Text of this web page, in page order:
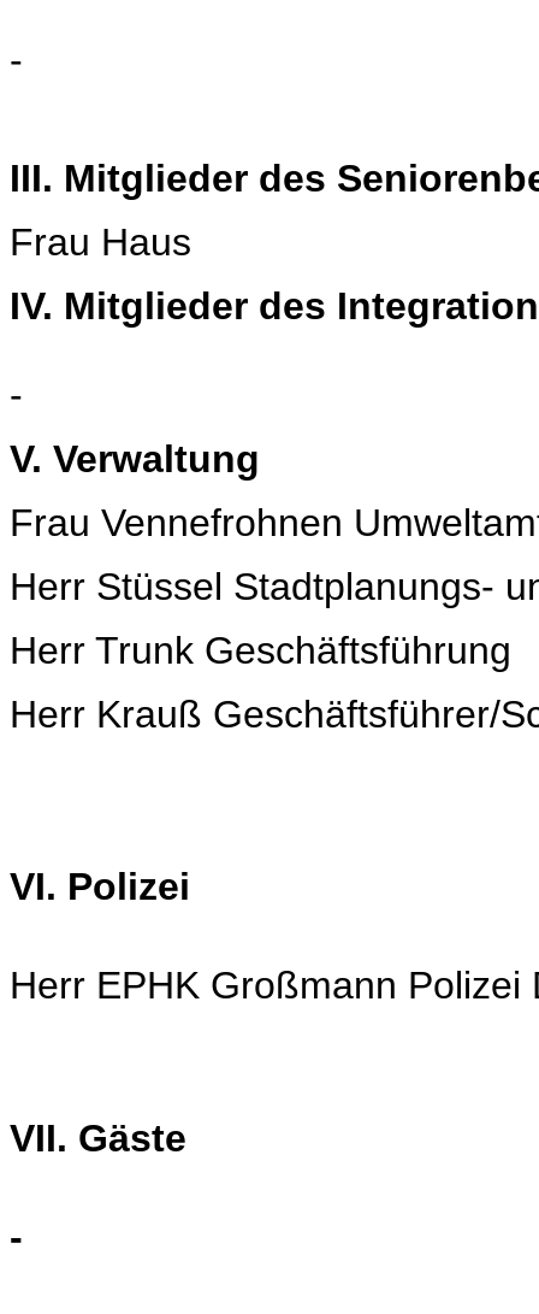
-
III. Mitglieder des
Frau Haus
IV. Mitglieder des
-
V. Verwaltung
Frau Vennefrohnen
Herr Stüssel Stadtplanungs-
Herr Trunk Geschäftsführung
Herr Krauß Geschäftsführer/
VI. Polizei
Herr EPHK Großmann Polizei
VII. Gäste
-